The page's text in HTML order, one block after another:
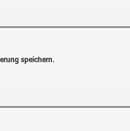
speichern.